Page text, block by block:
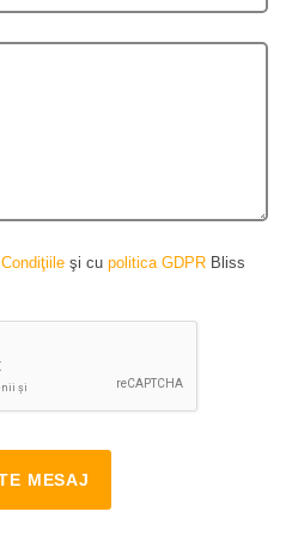
şi cu politica GDPR Bliss
MESAJ